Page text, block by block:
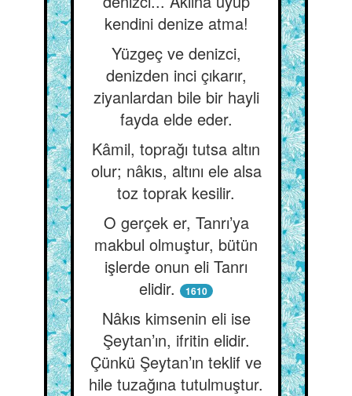
kendini denize atma!
Yüzgeç ve denizci,
denizden inci çıkarır,
ziyanlardan bile bir hayli
fayda elde eder.
Kâmil, toprağı tutsa altın
olur; nâkıs, altını ele alsa
toz toprak kesilir.
O gerçek er, Tanrı’ya
makbul olmuştur, bütün
işlerde onun eli Tanrı
elidir.
1610
Nâkıs kimsenin eli ise
Şeytan’ın, ifritin elidir.
Çünkü Şeytan’ın teklif ve
hile tuzağına tutulmuştur.